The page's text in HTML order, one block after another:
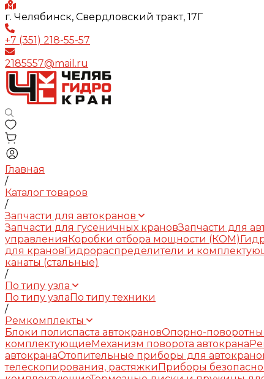
г. Челябинск, Свердловский тракт, 17Г
+7 (351) 218-55-57
2185557@mail.ru
Главная
/
Каталог товаров
/
Запчасти для автокранов
Запчасти для гусеничных крановЗапчасти для
управленияКоробки отбора мощности (КОМ)
для крановГидрораспределители и
канаты (стальные)
/
По типу узла
По типу узлаПо типу техники
/
Ремкомплекты
Блоки полиспаста автокрановОпорно-
комплектующиеМеханизм поворота автокрана
автокранаОтопительные приборы для
телескопирования, растяжкиПриборы